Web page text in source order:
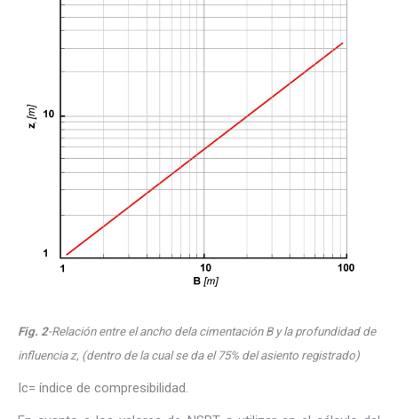
Fig. 2-Relación entre el ancho dela cimentación B y la profundidad de
influencia z, (dentro de la cual se da el 75% del asiento registrado)
Ic= índice de compresibilidad.